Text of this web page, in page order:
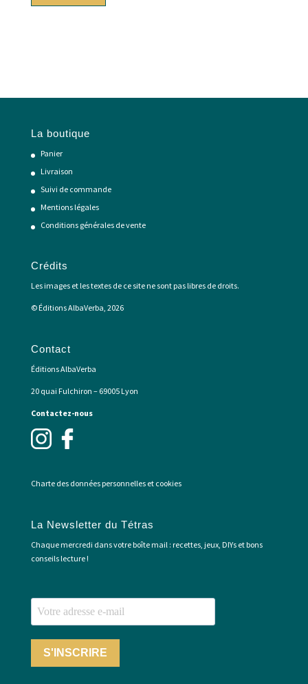
La boutique
Panier
Livraison
Suivi de commande
Mentions légales
Conditions générales de vente
Crédits
Les images et les textes de ce site ne sont pas libres de droits.
© Éditions AlbaVerba, 2026
Contact
Éditions AlbaVerba
20 quai Fulchiron – 69005 Lyon
Contactez-nous
Charte des données personnelles et cookies
La Newsletter du Tétras
Chaque mercredi dans votre boîte mail : recettes, jeux, DIYs et bons
conseils lecture !
S'INSCRIRE